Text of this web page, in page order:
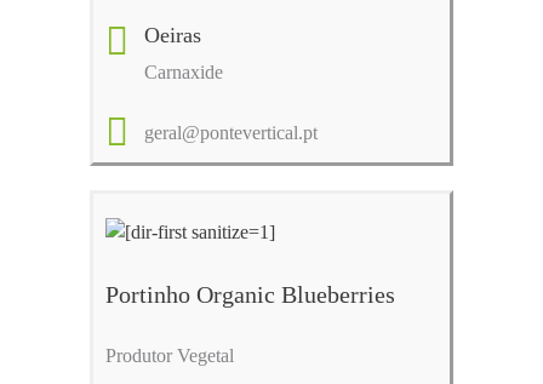
Oeiras
Carnaxide
geral@pontevertical.pt
Portinho Organic Blueberries
Produtor Vegetal